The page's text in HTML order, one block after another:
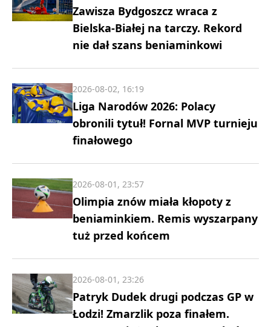
Zawisza Bydgoszcz wraca z
Bielska-Białej na tarczy. Rekord
nie dał szans beniaminkowi
Liga Narodów 2026: Polacy
obronili tytuł! Fornal MVP turnieju
finałowego
2026-08-02, 16:19
Olimpia znów miała kłopoty z
beniaminkiem. Remis wyszarpany
tuż przed końcem
2026-08-01, 23:57
Patryk Dudek drugi podczas GP w
Łodzi! Zmarzlik poza finałem.
2026-08-01, 23:26